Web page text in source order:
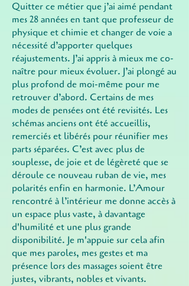
Quitter ce métier que j’ai aimé pendant
mes 28 années en tant que professeur de
physique et chimie et changer de voie a
nécessité d’apporter quelques
réajustements. J’ai appris à mieux me co-
naître pour mieux évoluer. J’ai plongé au
plus profond de moi-même pour me
retrouver d’abord. Certains de mes
modes de pensées ont été revisités. Les
schémas anciens ont été accueillis,
remerciés et libérés pour réunifier mes
parts séparées. C’est avec plus de
souplesse, de joie et de légèreté que se
déroule ce nouveau ruban de vie, mes
polarités enfin en harmonie. L’Amour
rencontré à l’intérieur me donne accès à
un espace plus vaste, à davantage
d'humilité et une plus grande
disponibilité. Je m'appuie sur cela afin
que mes paroles, mes gestes et ma
présence lors des massages soient être
justes, vibrants, nobles et vivants.